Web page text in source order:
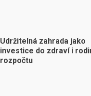
Udržitelná zahrada jako
investice do zdraví i
rozpočtu